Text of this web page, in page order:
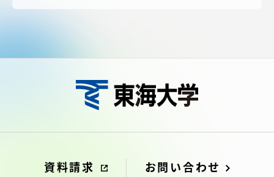
資料請求 お問い合わせ